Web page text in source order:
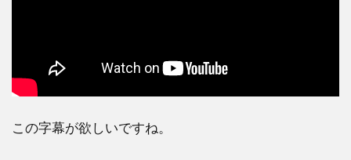
ン会
食和
こ
この字幕が欲しいですね。